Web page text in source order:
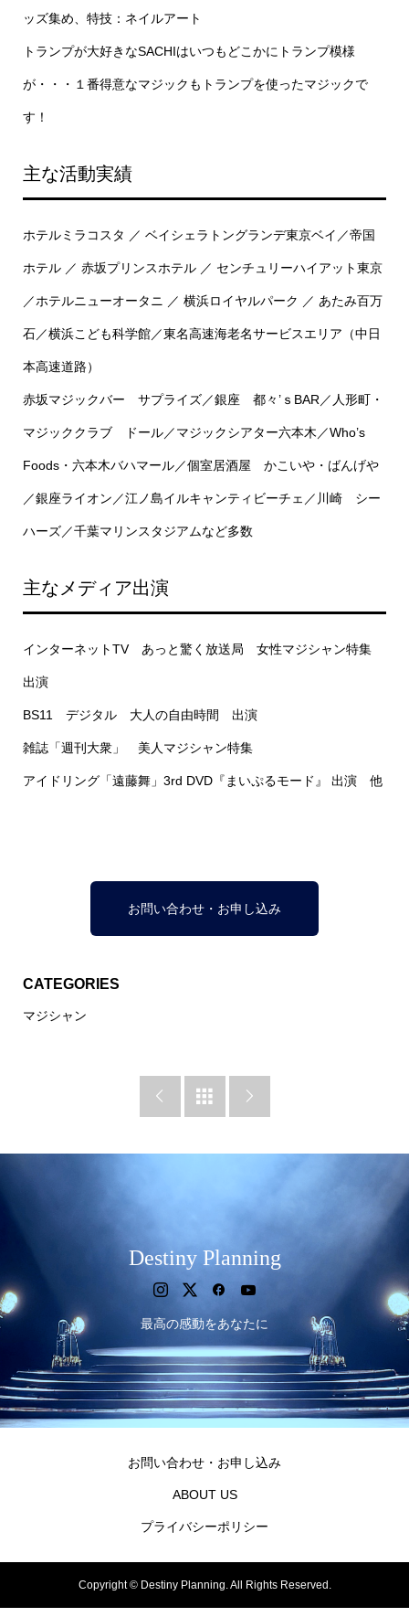
ッズ集め、特技：ネイルアート
トランプが大好きなSACHIはいつもどこかにトランプ模様
が・・・１番得意なマジックもトランプを使ったマジックで
す！
主な活動実績
ホテルミラコスタ ／ ベイシェラトングランデ東京ベイ／帝国
ホテル ／ 赤坂プリンスホテル ／ センチュリーハイアット東京
／ホテルニューオータニ ／ 横浜ロイヤルパーク ／ あたみ百万
石／横浜こども科学館／東名高速海老名サービスエリア（中日
本高速道路）
赤坂マジックバー サプライズ／銀座 都々’ｓBAR／人形町・
マジッククラブ ドール／マジックシアター六本木／Who’s
Foods・六本木バハマール／個室居酒屋 かこいや・ばんげや
／銀座ライオン／江ノ島イルキャンティビーチェ／川崎 シー
ハーズ／千葉マリンスタジアムなど多数
主なメディア出演
インターネットTV あっと驚く放送局 女性マジシャン特集
出演
BS11 デジタル 大人の自由時間 出演
雑誌「週刊大衆」 美人マジシャン特集
アイドリング「遠藤舞」3rd DVD『まいぷるモード』 出演 他
お問い合わせ・お申し込み
CATEGORIES
マジシャン
  
Destiny Planning
最高の感動をあなたに
お問い合わせ・お申し込み
ABOUT US
プライバシーポリシー
Copyright ©Destiny Planning. All Rights Reserved.